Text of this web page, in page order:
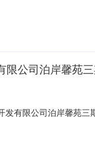
，公布期限自《建设
镇
限公司泊岸馨苑
发有限公司泊岸馨苑
，公布期限自《建设
镇